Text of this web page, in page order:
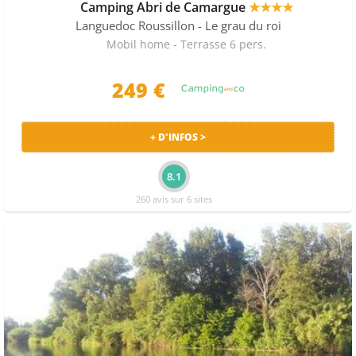
Camping Abri de Camargue★★★★
Languedoc Roussillon - Le grau du roi
Mobil home - Terrasse 6 pers.
249 €
+ D'INFOS >
8.1
260 avis sur 6 sites